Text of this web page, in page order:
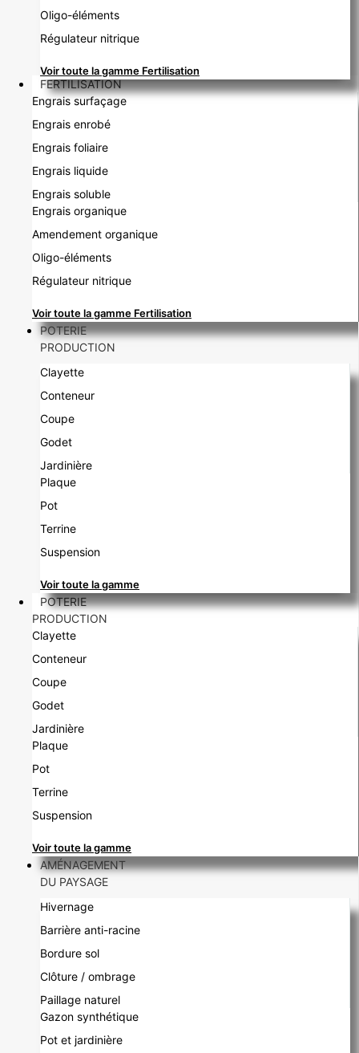
Oligo-éléments
Régulateur nitrique
Voir toute la gamme Fertilisation
FERTILISATION
Engrais surfaçage
Engrais enrobé
Engrais foliaire
Engrais liquide
Engrais soluble
Engrais organique
Amendement organique
Oligo-éléments
Régulateur nitrique
Voir toute la gamme Fertilisation
POTERIE
PRODUCTION
Clayette
Conteneur
Coupe
Godet
Jardinière
Plaque
Pot
Terrine
Suspension
Voir toute la gamme
POTERIE
PRODUCTION
Clayette
Conteneur
Coupe
Godet
Jardinière
Plaque
Pot
Terrine
Suspension
Voir toute la gamme
AMÉNAGEMENT
DU PAYSAGE
Hivernage
Barrière anti-racine
Bordure sol
Clôture / ombrage
Paillage naturel
Gazon synthétique
Pot et jardinière